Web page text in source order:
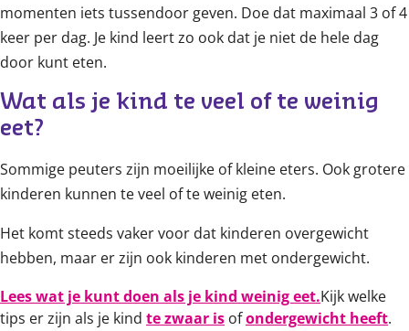
momenten iets tussendoor geven. Doe dat maximaal 3 of 4
keer per dag. Je kind leert zo ook dat je niet de hele dag
door kunt eten.
Wat als je kind te veel of te weinig
eet?
Sommige peuters zijn moeilijke of kleine eters. Ook grotere
kinderen kunnen te veel of te weinig eten.
Het komt steeds vaker voor dat kinderen overgewicht
hebben, maar er zijn ook kinderen met ondergewicht.
Lees wat je kunt doen als je kind weinig eet.Kijk welke
tips er zijn als je kind te zwaar is ofondergewicht heeft.